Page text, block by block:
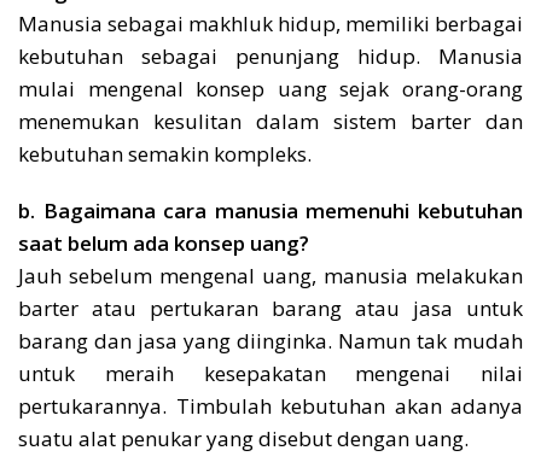
Manusia sebagai makhluk hidup, memiliki berbagai
kebutuhan sebagai penunjang hidup. Manusia
mulai mengenal konsep uang sejak orang-orang
menemukan kesulitan dalam sistem barter dan
kebutuhan semakin kompleks.
b. Bagaimana cara manusia memenuhi kebutuhan
saat belum ada konsep uang?
Jauh sebelum mengenal uang, manusia melakukan
barter atau pertukaran barang atau jasa untuk
barang dan jasa yang diinginka. Namun tak mudah
untuk meraih kesepakatan mengenai nilai
pertukarannya. Timbulah kebutuhan akan adanya
suatu alat penukar yang disebut dengan uang.